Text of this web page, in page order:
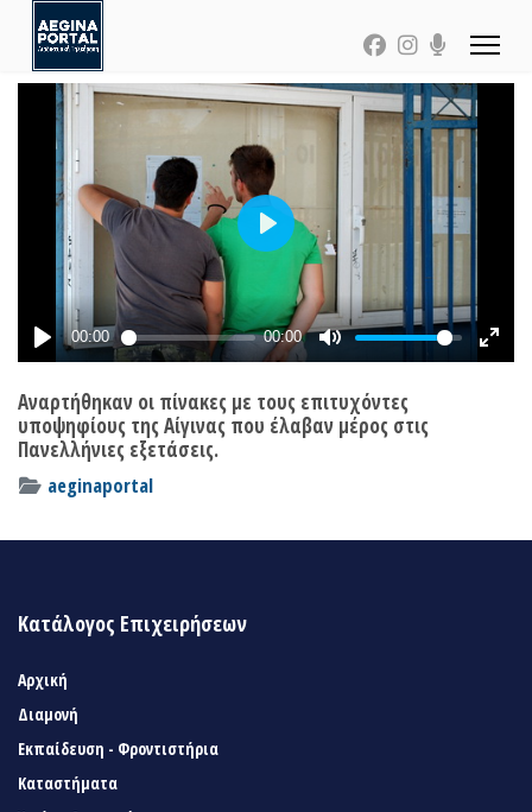
Αναρτήθηκαν οι πίνακες με τους επιτυχόντες
υποψηφίους της Αίγινας που έλαβαν μέρος στις
Πανελλήνιες εξετάσεις.
aeginaportal
Κατάλογος Επιχειρήσεων
Αρχική
Διαμονή
Εκπαίδευση - Φροντιστήρια
Καταστήματα